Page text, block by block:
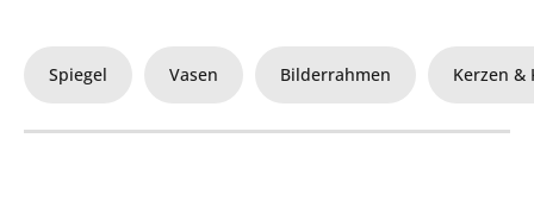
Spiegel Vasen Bilderrahmen Kerzen &